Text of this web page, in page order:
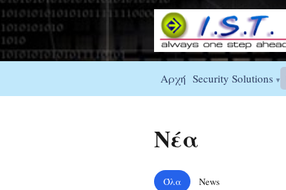
Αρχή Security Solutions ▾
Νέα
Όλα News